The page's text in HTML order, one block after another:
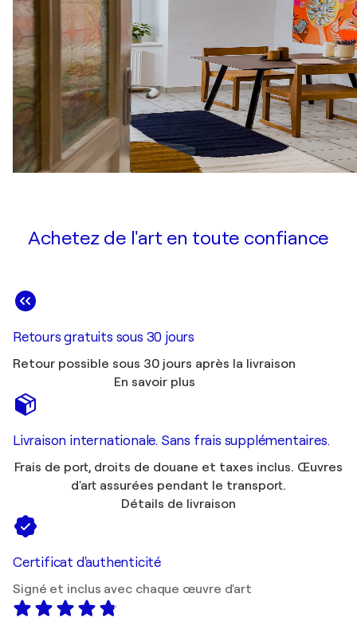
Achetez de l'art en toute confiance
Retours gratuits sous 30 jours
Retour possible sous 30 jours après la livraison
En savoir plus
Livraison internationale. Sans frais supplémentaires.
Frais de port, droits de douane et taxes inclus. Œuvres
d'art assurées pendant le transport.
Détails de livraison
Certificat d'authenticité
Signé et inclus avec chaque œuvre d'art